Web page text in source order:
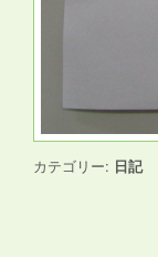
カテゴリー: 日記